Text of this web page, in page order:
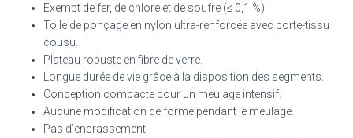
Exempt de fer, de chlore et de soufre (≤ 0,1 %).
Toile de ponçage en nylon ultra-renforcée avec porte-tissu
cousu.
Plateau robuste en fibre de verre.
Longue durée de vie grâce à la disposition des segments.
Conception compacte pour un meulage intensif.
Aucune modification de forme pendant le meulage.
Pas d’encrassement.